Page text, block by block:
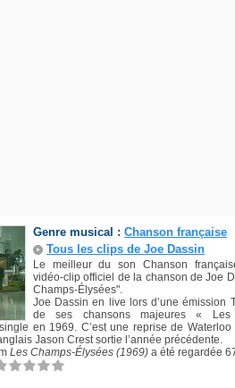
Genre musical : Chanson française
Tous les clips de Joe Dassin
Le meilleur du son Chanson
vidéo-clip officiel de la chanson de Joe
Champs-Élysées".
Joe Dassin en live lors d’une émission
de ses chansons majeures « Les
en 1969. C’est une reprise de Waterloo
Jason Crest sortie l’année précédente.
Les Champs-Élysées (1969) a été regardée